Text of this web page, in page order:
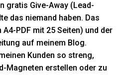
gratis Give-Away (Lead-
das niemand haben. Das
A4-PDF mit 25 Seiten) und der
auf meinem Blog.
Kunden so streng,
Magneten erstellen oder zu